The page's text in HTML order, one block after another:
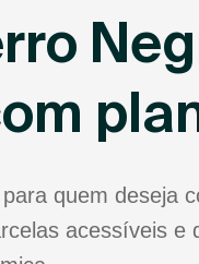
quem deseja
acessíveis e